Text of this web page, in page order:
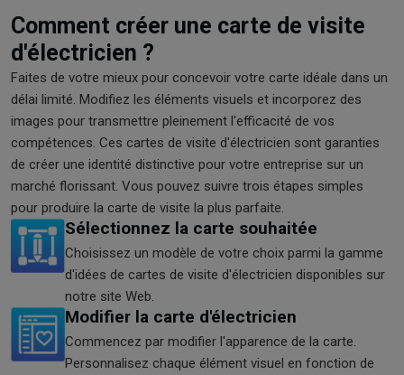
Comment créer une carte de visite
d'électricien ?
Faites de votre mieux pour concevoir votre carte idéale dans un
délai limité. Modifiez les éléments visuels et incorporez des
images pour transmettre pleinement l'efficacité de vos
compétences. Ces cartes de visite d'électricien sont garanties
de créer une identité distinctive pour votre entreprise sur un
marché florissant. Vous pouvez suivre trois étapes simples
pour produire la carte de visite la plus parfaite.
Sélectionnez la carte souhaitée
Choisissez un modèle de votre choix parmi la gamme
d'idées de cartes de visite d'électricien disponibles sur
notre site Web.
Modifier la carte d'électricien
Commencez par modifier l'apparence de la carte.
Personnalisez chaque élément visuel en fonction de